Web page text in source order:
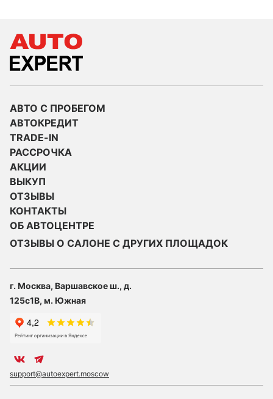
АВТО С ПРОБЕГОМ
АВТОКРЕДИТ
TRADE-IN
РАССРОЧКА
АКЦИИ
ВЫКУП
ОТЗЫВЫ
КОНТАКТЫ
ОБ АВТОЦЕНТРЕ
ОТЗЫВЫ О САЛОНЕ С ДРУГИХ ПЛОЩАДОК
г. Москва, Варшавское ш., д.
125с1В, м. Южная
support@autoexpert.moscow